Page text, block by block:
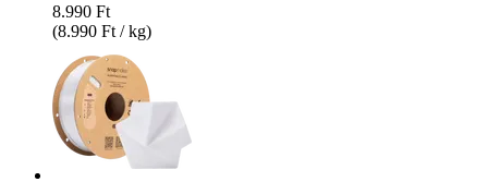
8.990 Ft
(8.990 Ft / kg)